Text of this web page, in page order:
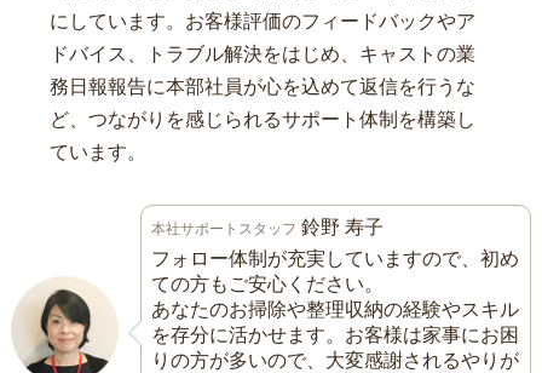
にしています。お客様評価のフィードバックやア
ドバイス、トラブル解決をはじめ、キャストの業
務日報報告に本部社員が心を込めて返信を行うな
ど、つながりを感じられるサポート体制を構築し
ています。
本社サポートスタッフ 鈴野 寿子
フォロー体制が充実していますので、初め
ての方もご安心ください。
あなたのお掃除や整理収納の経験やスキル
を存分に活かせます。お客様は家事にお困
りの方が多いので、大変感謝されるやりが